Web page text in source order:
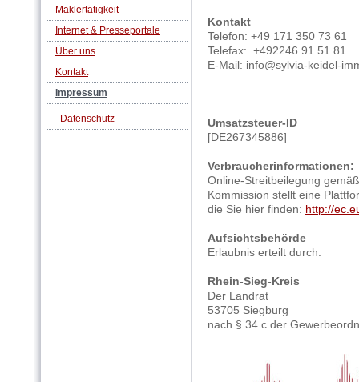
Maklertätigkeit
Internet & Presseportale
Über uns
Kontakt
Impressum
Datenschutz
Kontakt
Telefon: +49 171 350 73 61
Telefax: +492246 91 51 81
E-Mail: info@sylvia-keidel-
Umsatzsteuer-ID
[DE267345886]
Verbraucherinformationen:
Online-Streitbeilegung
Kommission stellt eine
die Sie hier finden: http://
Aufsichtsbehörde
Erlaubnis erteilt durch:
Rhein-Sieg-Kreis
Der Landrat
53705 Siegburg
nach § 34 c der